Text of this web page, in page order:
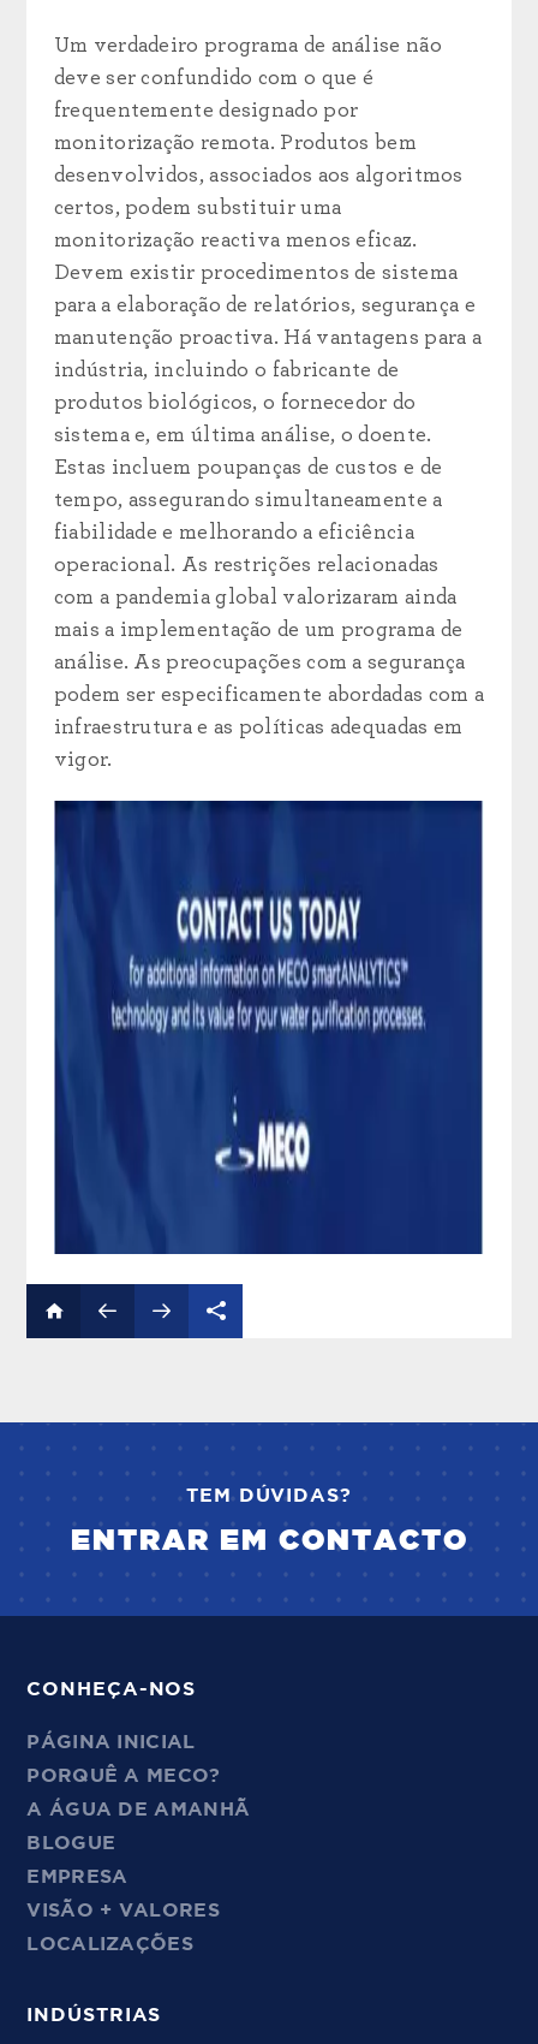
Um verdadeiro programa de análise não
deve ser confundido com o que é
frequentemente designado por
monitorização remota. Produtos bem
desenvolvidos, associados aos algoritmos
certos, podem substituir uma
monitorização reactiva menos eficaz.
Devem existir procedimentos de sistema
para a elaboração de relatórios, segurança e
manutenção proactiva. Há vantagens para a
indústria, incluindo o fabricante de
produtos biológicos, o fornecedor do
sistema e, em última análise, o doente.
Estas incluem poupanças de custos e de
tempo, assegurando simultaneamente a
fiabilidade e melhorando a eficiência
operacional. As restrições relacionadas
com a pandemia global valorizaram ainda
mais a implementação de um programa de
análise. As preocupações com a segurança
podem ser especificamente abordadas com a
infraestrutura e as políticas adequadas em
vigor.
TEM DÚVIDAS?
ENTRAR EM CONTACTO
CONHEÇA-NOS
PÁGINA INICIAL
PORQUÊ A MECO?
A ÁGUA DE AMANHÃ
BLOGUE
EMPRESA
VISÃO + VALORES
LOCALIZAÇÕES
INDÚSTRIAS